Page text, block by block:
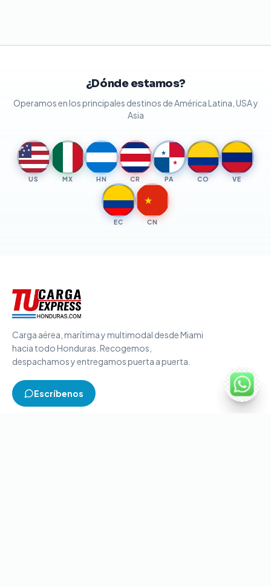
¿Dónde estamos?
Operamos en los principales destinos de América Latina, USA y
Asia
★ ★
★ ★
★
US MX HN CR
★
★
PA CO VE
EC
★
CN
Carga aérea, marítima y multimodal desde Miami
hacia todo Honduras. Recogemos,
despachamos y entregamos puerta a puerta.
Escríbenos